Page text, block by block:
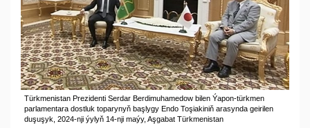
Türkmenistan Prezidenti Serdar Berdimuhamedow bilen Ýapon-türkmen
parlamentara dostluk toparynyň başlygy Endo Toşiakiniň arasynda geirilen
duşuşyk, 2024-nji ýylyň 14-nji maýy, Aşgabat Türkmenistan